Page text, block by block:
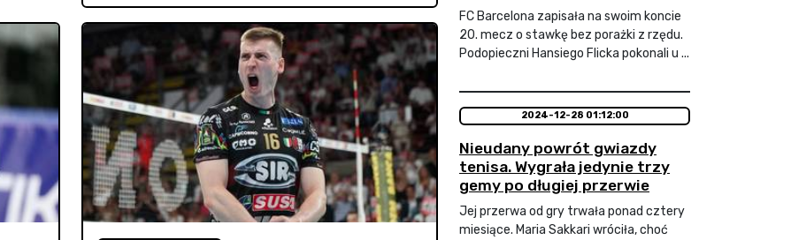
FC Barcelona zapisała na swoim koncie
20. mecz o stawkę bez porażki z rzędu.
Podopieczni Hansiego Flicka pokonali u ...
2024-12-28 01:12:00
Nieudany powrót gwiazdy
tenisa. Wygrała jedynie trzy
gemy po długiej przerwie
Jej przerwa od gry trwała ponad cztery
miesiące. Maria Sakkari wróciła, choć